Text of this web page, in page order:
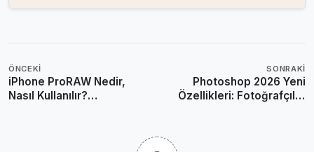
ÖNCEKI
iPhone ProRAW Nedir,
Nasıl Kullanılır?
SONRAKI
Photoshop 2026 Yeni
Özellikleri: Fotoğrafçılar